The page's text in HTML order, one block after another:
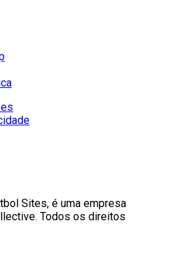
Sites, é uma empresa
Todos os direitos